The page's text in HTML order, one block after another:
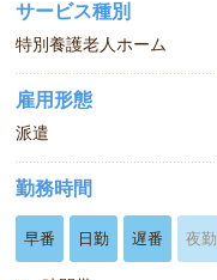
サービス種別
特別養護老人ホーム
雇用形態
派遣
勤務時間
早番 日勤 遅番 夜勤